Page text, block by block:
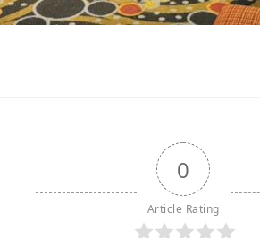
0
Article Rating